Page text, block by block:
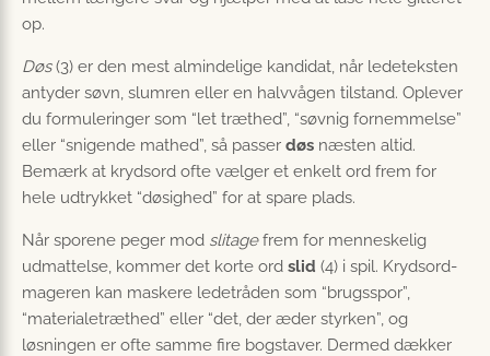
op.
Døs(3) er den mest almindelige kandidat, når lede­teksten
antyder søvn, slumren eller en halv­vågen tilstand. Oplever
du formuleringer som “let træthed”, “søvnig fornemmelse”
eller “snigende mathed”, så passer døs næsten altid.
Bemærk at krydsord ofte vælger et enkelt ord frem for
hele udtrykket “døsighed” for at spare plads.
Når sporene peger mod slitagefrem for menneskelig
udmattelse, kommer det korte ord slid (4) i spil. Krydsord­
mageren kan maskere ledetråden som “brugsspor”,
“materiale­træthed” eller “det, der æder styrken”, og
løsningen er ofte samme fire bogstaver. Dermed dækker